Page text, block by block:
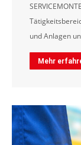
und Anlagen
Mehr